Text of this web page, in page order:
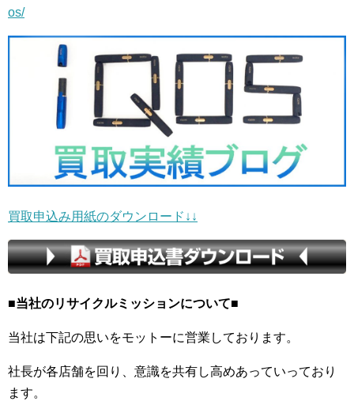
os/
買取申込み用紙のダウンロード↓↓
■当社のリサイクルミッションについて■
当社は下記の思いをモットーに営業しております。
社長が各店舗を回り、意識を共有し高めあっていっており
ます。